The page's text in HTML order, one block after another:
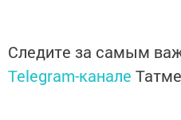
Следите за самым
Telegram-канале